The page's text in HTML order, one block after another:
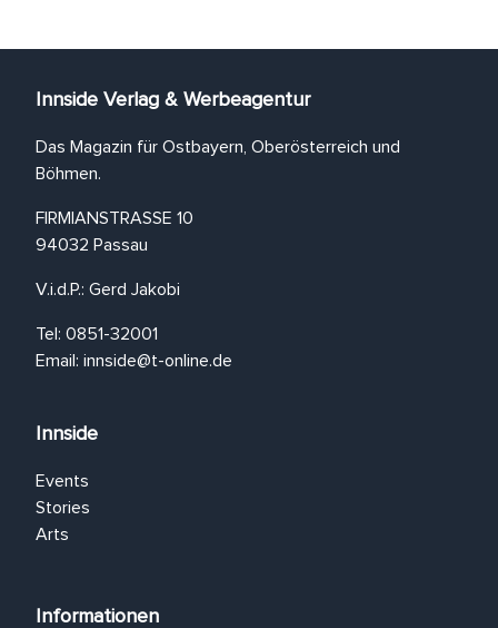
Innside Verlag & Werbeagentur
Das Magazin für Ostbayern, Oberösterreich und
Böhmen.
FIRMIANSTRASSE 10
94032 Passau
V.i.d.P.: Gerd Jakobi
Tel: 0851-32001
Email: innside@t-online.de
Innside
Events
Stories
Arts
Informationen